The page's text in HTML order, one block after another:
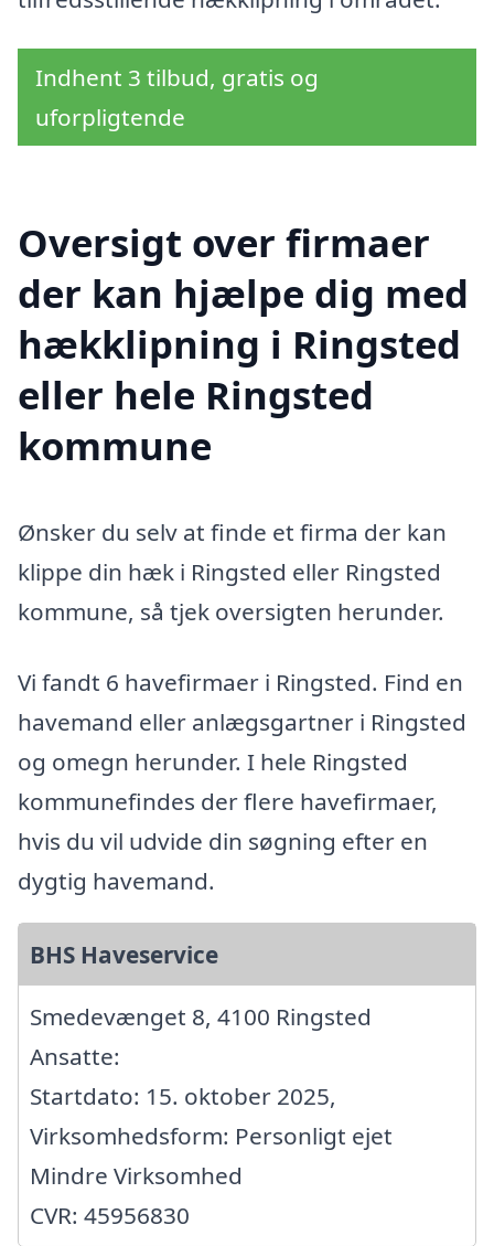
Indhent 3 tilbud, gratis og
uforpligtende
Oversigt over firmaer
der kan hjælpe dig med
hækklipning i Ringsted
eller hele Ringsted
kommune
Ønsker du selv at finde et firma der kan
klippe din hæk i Ringsted eller Ringsted
kommune, så tjek oversigten herunder.
Vi fandt 6 havefirmaer i Ringsted. Find en
havemand eller anlægsgartner i Ringsted
og omegn herunder. I hele Ringsted
kommunefindes der flere havefirmaer,
hvis du vil udvide din søgning efter en
dygtig havemand.
BHS Haveservice
Smedevænget 8, 4100 Ringsted
Ansatte:
Startdato: 15. oktober 2025,
Virksomhedsform: Personligt ejet
Mindre Virksomhed
CVR: 45956830